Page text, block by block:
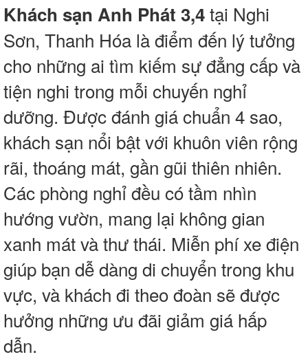
Khách sạn Anh Phát 3,4tại Nghi
Sơn, Thanh Hóa là điểm đến lý tưởng
cho những ai tìm kiếm sự đẳng cấp và
tiện nghi trong mỗi chuyến nghỉ
dưỡng. Được đánh giá chuẩn 4 sao,
khách sạn nổi bật với khuôn viên rộng
rãi, thoáng mát, gần gũi thiên nhiên.
Các phòng nghỉ đều có tầm nhìn
hướng vườn, mang lại không gian
xanh mát và thư thái. Miễn phí xe điện
giúp bạn dễ dàng di chuyển trong khu
vực, và khách đi theo đoàn sẽ được
hưởng những ưu đãi giảm giá hấp
dẫn.